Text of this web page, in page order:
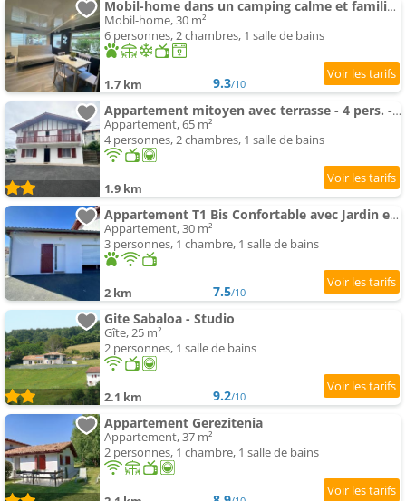
Mobil-home dans un camping calme et familial chez César
Mobil-home, 30 m²
6 personnes, 2 chambres, 1 salle de bains
1.7 km 9.3/10
Appartement mitoyen avec terrasse - 4 pers. - FR-1-495-161
Appartement, 65 m²
4 personnes, 2 chambres, 1 salle de bains
1.9 km
Appartement T1 Bis Confortable avec Jardin et Animaux Acceptés - FR-1-495-136
Appartement, 30 m²
3 personnes, 1 chambre, 1 salle de bains
2 km 7.5/10
Gite Sabaloa - Studio
Gîte, 25 m²
2 personnes, 1 salle de bains
2.1 km 9.2/10
Appartement Gerezitenia
Appartement, 37 m²
2 personnes, 1 chambre, 1 salle de bains